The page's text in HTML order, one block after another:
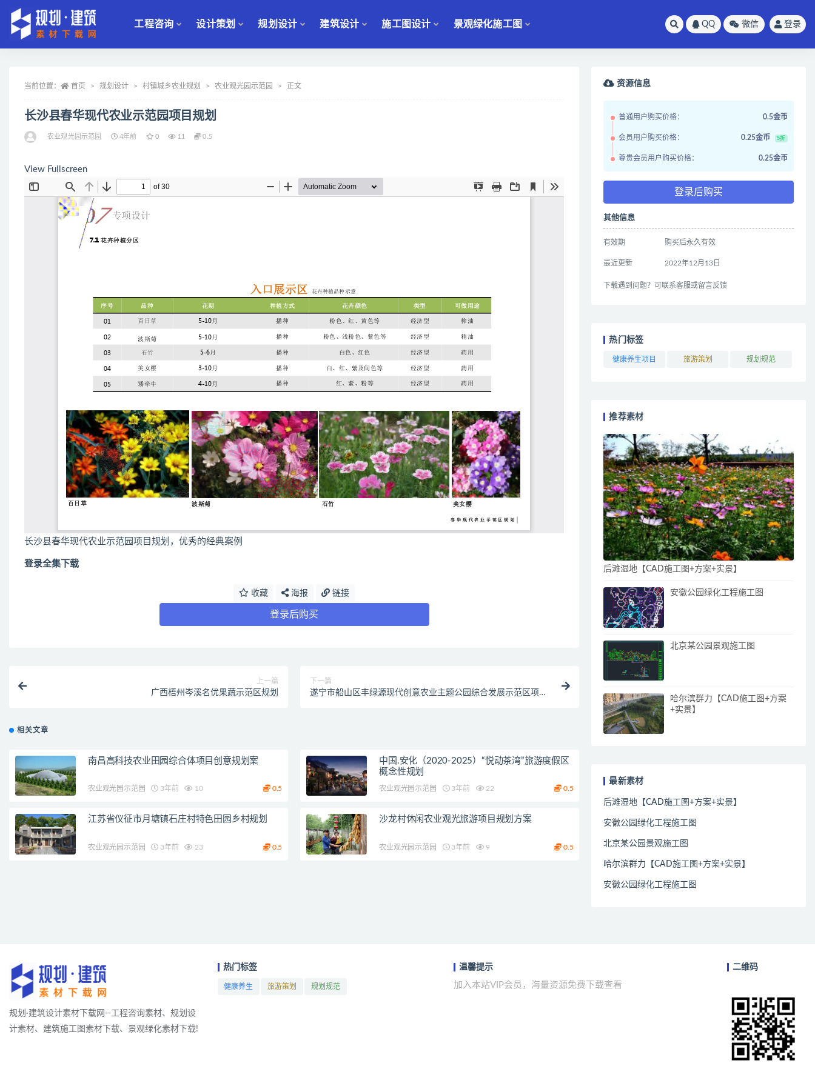
工程咨询 设计策划 规划设计 建筑设计 施工图设计 景观绿化施工图 QQ 微信 登录
当前位置： 首页 规划设计 村镇城乡农业规划 农业观光园示范园 正文
长沙县春华现代农业示范园项目规划
农业观光园示范园 4年前 0 11 0.5
View Fullscreen
长沙县春华现代农业示范园项目规划，优秀的经典案例
登录全集下载
收藏 海报 链接
登录后购买
上一篇
广西梧州岑溪名优果蔬示范区规划
下一篇
遂宁市船山区丰绿源现代创意农业主题公园综合发展示范区项目
相关文章
南昌高科技农业田园综合体项目创意规划案
农业观光园示范园 3年前 10 0.5
中国.安化（2020-2025）“悦动茶湾”旅游度假区
概念性规划
农业观光园示范园 3年前 22 0.5
江苏省仪征市月塘镇石庄村特色田园乡村规划
农业观光园示范园 3年前 23 0.5
沙龙村休闲农业观光旅游项目规划方案
农业观光园示范园 3年前 9 0.5
资源信息
普通用户购买价格： 0.5金币
会员用户购买价格： 0.25金币 5折
尊贵会员用户购买价格： 0.25金币
登录后购买
其他信息
有效期 购买后永久有效
最近更新 2022年12月13日
下载遇到问题？可联系客服或留言反馈
热门标签
健康养生项目 旅游策划 规划规范
推荐素材
后滩湿地【CAD施工图+方案+实景】
安徽公园绿化工程施工图
北京某公园景观施工图
哈尔滨群力【CAD施工图+方案
+实景】
最新素材
后滩湿地【CAD施工图+方案+实景】
安徽公园绿化工程施工图
北京某公园景观施工图
哈尔滨群力【CAD施工图+方案+实景】
安徽公园绿化工程施工图
规划·建筑设计素材下载网--工程咨询素材、规划设
计素材、建筑施工图素材下载、景观绿化素材下载!
热门标签
健康养生 旅游策划 规划规范
温馨提示
加入本站VIP会员，海量资源免费下载查看
二维码